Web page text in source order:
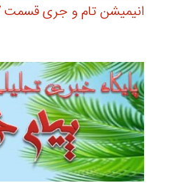
انیمیشن تام و جری قسمت 27 (موش و گربه)